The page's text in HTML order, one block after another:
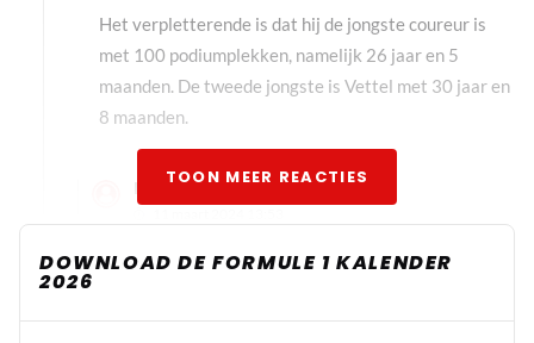
Het verpletterende is dat hij de jongste coureur is
met 100 podiumplekken, namelijk 26 jaar en 5
maanden. De tweede jongste is Vettel met 30 jaar en
8 maanden.
FrnksTOON MEER REACTIES
DOWNLOAD DE FORMULE 1 KALENDER
2026